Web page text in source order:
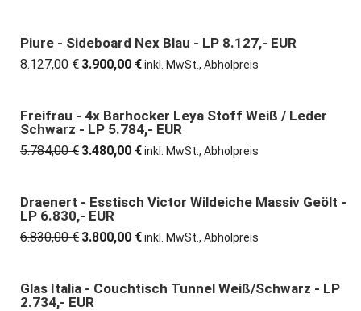
11.575,00 €7.290,00 €.
52% günstiger
Piure - Sideboard Nex Blau - LP 8.127,- EUR
8.127,00€ Ursprünglicher
8.127,00 €
3.900,00 €Aktueller
3.900,00 €.
inkl. MwSt., Abholpreis
40% günstiger
Freifrau - 4x Barhocker Leya Stoff Weiß / Leder
Schwarz - LP 5.784,- EUR
5.784,00€ Ursprünglicher
5.784,00 €
3.480,00 €Aktueller
3.480,00 €.
inkl. MwSt., Abholpreis
44% günstiger
Draenert - Esstisch Victor Wildeiche Massiv Geölt -
LP 6.830,- EUR
6.830,00€ Ursprünglicher
6.830,00 €
3.800,00 €Aktueller
3.800,00 €.
inkl. MwSt., Abholpreis
31% günstiger
Glas Italia - Couchtisch Tunnel Weiß/schwarz - LP
2.734,- EUR